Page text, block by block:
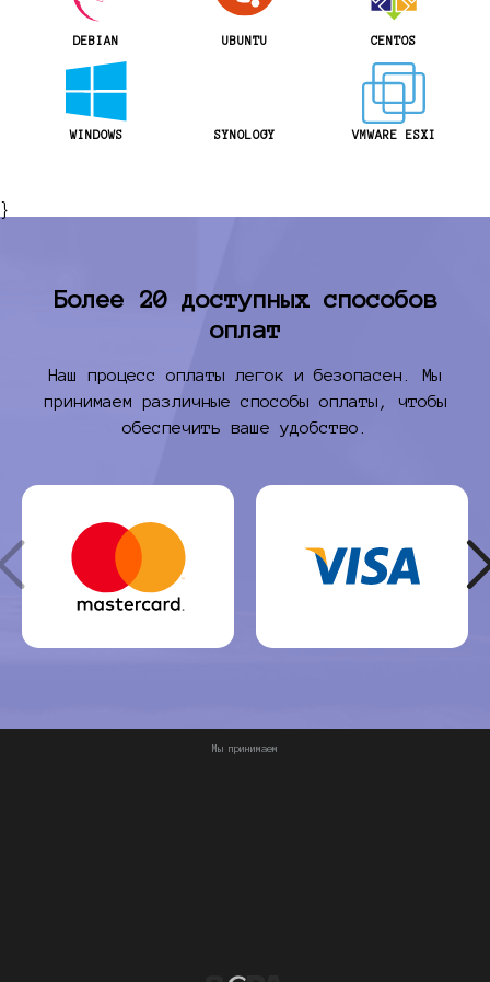
DEBIAN UBUNTU CENTOS
WINDOWS SYNOLOGY VMWARE ESXI
}
Более 20 доступных способов
оплат
Наш процесс оплаты легок и безопасен. Мы
принимаем различные способы оплаты, чтобы
обеспечить ваше удобство.
Мы принимаем